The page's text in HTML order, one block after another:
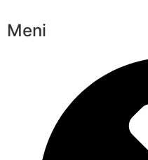
Meni